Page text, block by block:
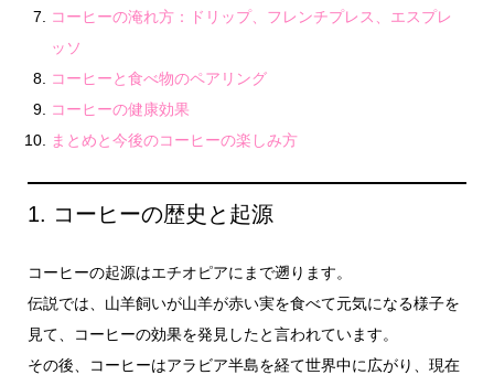
コーヒーの淹れ方：ドリップ、フレンチプレス、エスプレ
ッソ
コーヒーと食べ物のペアリング
コーヒーの健康効果
まとめと今後のコーヒーの楽しみ方
1. コーヒーの歴史と起源
コーヒーの起源はエチオピアにまで遡ります。
伝説では、山羊飼いが山羊が赤い実を食べて元気になる様子を
見て、コーヒーの効果を発見したと言われています。
その後、コーヒーはアラビア半島を経て世界中に広がり、現在